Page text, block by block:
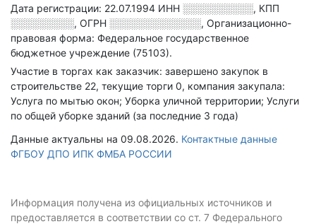
Дата регистрации: 22.07.1994 ИНН ░░░░░░░░░░, КПП
░░░░░░░░░, ОГРН ░░░░░░░░░░░░░, Организационно-
правовая форма: Федеральное государственное
бюджетное учреждение (75103).
Участие в торгах как заказчик: завершено закупок в
строительстве 22, текущие торги 0, компания закупала:
Услуга по мытью окон; Уборка уличной территории; Услуги
по общей уборке зданий (за последние 3 года)
Данные актуальны на 09.08.2026. Контактные данные
ФГБОУ ДПО ИПК ФМБА РОССИИ
Информация получена из официальных источников и
предоставляется в соответствии со ст. 7 Федерального